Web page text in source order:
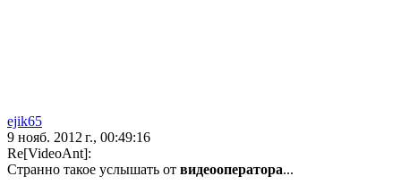
ejik65
9 нояб. 2012 г., 00:49:16
Re[VideoAnt]:
Странно такое услышать от видеооператора...